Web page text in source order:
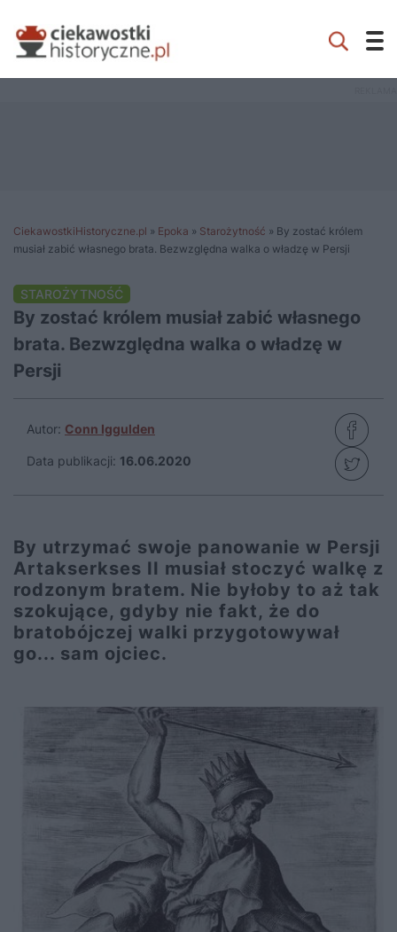
CiekawostkiHistoryczne.pl » Epoka » Starożytność » By zostać królem
musiał zabić własnego brata. Bezwzględna walka o władzę w Persji
STAROŻYTNOŚĆ
By zostać królem musiał zabić własnego
brata. Bezwzględna walka o władzę w
Persji
Autor: Conn Iggulden
Data publikacji: 16.06.2020
By utrzymać swoje panowanie w Persji
Artakserkses II musiał stoczyć walkę z
rodzonym bratem. Nie byłoby to aż tak
szokujące, gdyby nie fakt, że do
bratobójczej walki przygotowywał
go... sam ojciec.